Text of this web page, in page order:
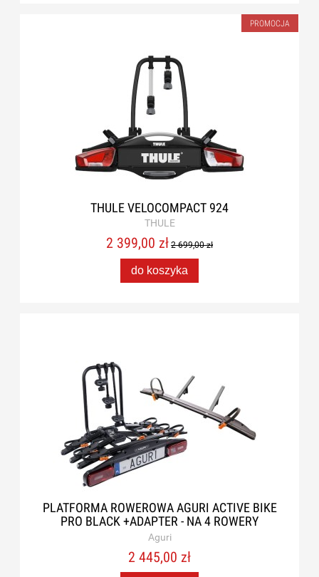
THULE VELOCOMPACT 924
THULE
2 399,00 zł 2 699,00 zł
do koszyka
PROMOCJA
PLATFORMA ROWEROWA AGURI ACTIVE BIKE
PRO BLACK +ADAPTER - NA 4 ROWERY
Aguri
2 445,00 zł